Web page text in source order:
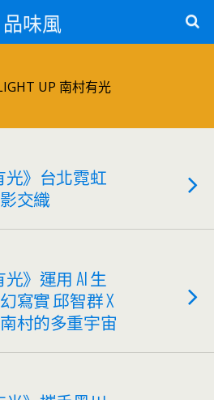
品味風
UP 南村有光
光》台北霓虹
交織
光》運用 AI 生
寫實 邱智群 X
村的多重宇宙